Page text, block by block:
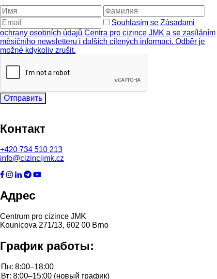
Souhlasím se Zásadami
ochrany osobních údajů Centra pro cizince JMK a se zasíláním
měsíčního newsletteru i dalších cílených informací. Odběr je
možné kdykoliv zrušit.
Отправить
Контакт
+420 734 510 213
info@cizincijmk.cz
Адрес
Centrum pro cizince JMK
Kounicova 271/13, 602 00 Brno
График работы: